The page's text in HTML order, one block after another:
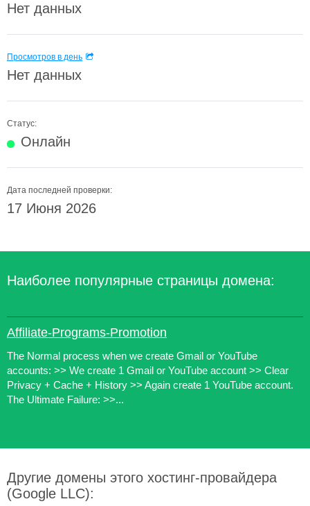
Нет данных
Просмотров в день
Нет данных
Статус:
Онлайн
Дата последней проверки:
17 Июня 2026
Наиболее популярные страницы домена:
Affiliate-Programs-Promotion
The Normal process when we create Gmail or YouTube
accounts: >> We create 1 Gmail or YouTube account >> Clear
Privacy + Cache + History >> Again create 1 YouTube account.
The Ultimate Failure: >>...
Другие домены этого хостинг-провайдера
(Google LLC):